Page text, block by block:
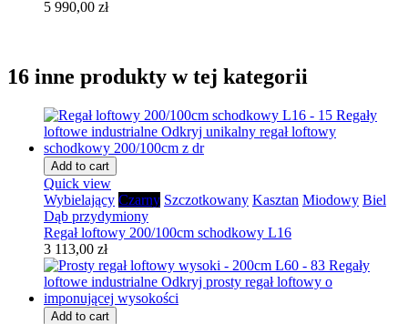
5 990,00 zł
16 inne produkty w tej kategorii
Add to cart
Quick view
Wybielający Czarny Szczotkowany Kasztan Miodowy Biel
Dąb przydymiony
Regał loftowy 200/100cm schodkowy L16
3 113,00 zł
Add to cart